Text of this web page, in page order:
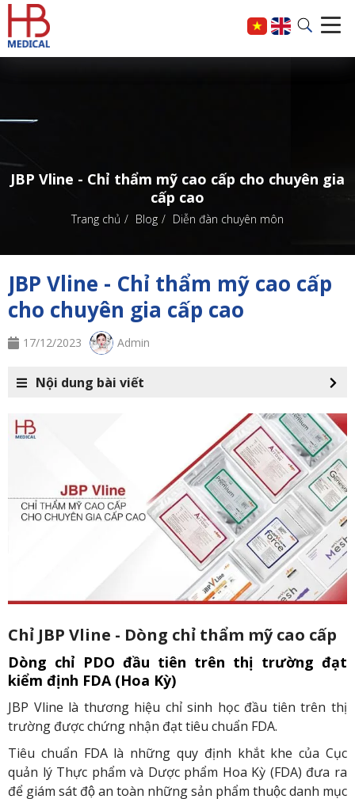
JBP Vline - Chỉ thẩm mỹ cao cấp cho chuyên gia
cấp cao
Trang chủ Blog Diễn đàn chuyên môn
JBP Vline - Chỉ thẩm mỹ cao cấp
cho chuyên gia cấp cao
17/12/2023 Admin
Nội dung bài viết
Chỉ JBP Vline - Dòng chỉ thẩm mỹ cao cấp
Dòng chỉ PDO đầu tiên trên thị trường đạt
kiểm định FDA (Hoa Kỳ)
JBP Vline là thương hiệu chỉ sinh học đầu tiên trên thị
trường được chứng nhận đạt tiêu chuẩn FDA.
Tiêu chuẩn FDA là những quy định khắt khe của Cục
quản lý Thực phẩm và Dược phẩm Hoa Kỳ (FDA) đưa ra
để giám sát độ an toàn những sản phẩm thuộc danh mục